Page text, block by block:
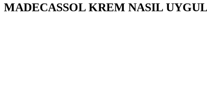
MADECASSOL KREM NASIL